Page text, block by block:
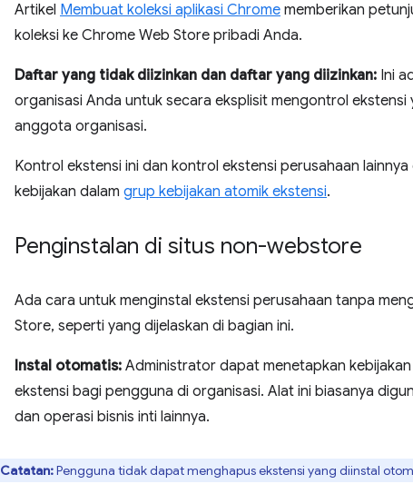
Artikel Membuat koleksi aplikasi Chrome memberikan
koleksi ke Chrome Web Store pribadi Anda.
Daftar yang tidak diizinkan dan daftar yang diizinkan: Ini
organisasi Anda untuk secara eksplisit mengontrol
anggota organisasi.
Kontrol ekstensi ini dan kontrol ekstensi perusahaan
kebijakan dalam grup kebijakan atomik ekstensi.
Penginstalan di situs non-webstore
Ada cara untuk menginstal ekstensi perusahaan tanpa
Store, seperti yang dijelaskan di bagian ini.
Instal otomatis: Administrator dapat menetapkan
ekstensi bagi pengguna di organisasi. Alat ini biasanya
dan operasi bisnis inti lainnya.
Catatan:Pengguna tidak dapat menghapus ekstensi yang diinstal